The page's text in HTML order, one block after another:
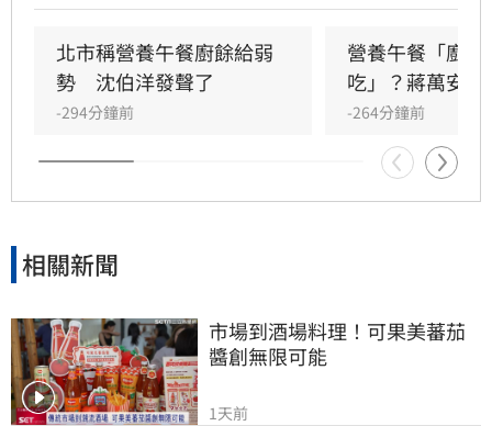
蔣市府就是欺凌弱勢的政府，「蔣萬安還有臉講
食安？」
北市稱營養午餐廚餘給弱
勢　沈伯洋發聲了
-294分鐘前
營養午餐「廚
吃」？蔣萬安回
-264分鐘前
相關新聞
市場到酒場料理！可果美蕃茄
醬創無限可能
1天前